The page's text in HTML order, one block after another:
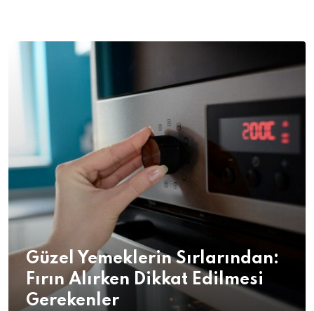
Güzel Yemeklerin Sırlarından:
Fırın Alırken Dikkat Edilmesi
Gerekenler